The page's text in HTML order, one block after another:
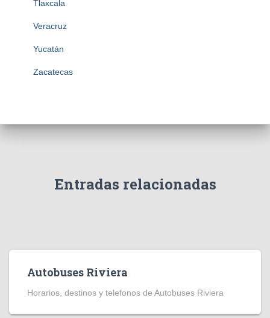
Tlaxcala
Veracruz
Yucatán
Zacatecas
Entradas relacionadas
Autobuses Riviera
Horarios, destinos y telefonos de Autobuses Riviera